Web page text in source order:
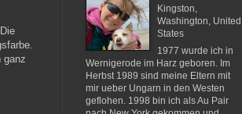
ganz
Kingston,
Washington, United
States
1977 wurde ich in
Wernigerode im Harz geboren. Im
Herbst 1989 sind meine Eltern mit
mir ueber Ungarn in den Westen
geflohen. 1998 bin ich als Au Pair